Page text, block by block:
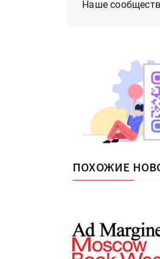
Наше
ПОХОЖИЕ